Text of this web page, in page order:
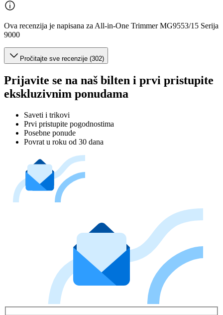
Ova recenzija je napisana za All-in-One Trimmer MG9553/15 Serija
9000
Pročitajte sve recenzije (302)
Prijavite se na naš bilten i prvi pristupite
ekskluzivnim ponudama
Saveti i trikovi
Prvi pristupite pogodnostima
Posebne ponude
Povrat u roku od 30 dana